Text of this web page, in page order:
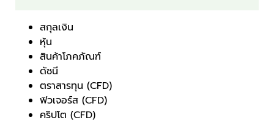
สกุลเงิน
หุ้น
สินค้าโภคภัณฑ์
ดัชนี
ตราสารทุน (CFD)
ฟิวเจอร์ส (CFD)
คริปโต (CFD)